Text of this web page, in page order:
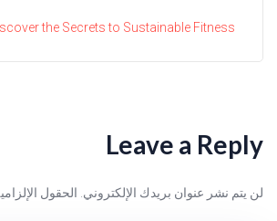
the Secrets to Sustainable Fitness
Leave a Reply
لن يتم نشر عنوان بريدك الإلكتروني. الحقول